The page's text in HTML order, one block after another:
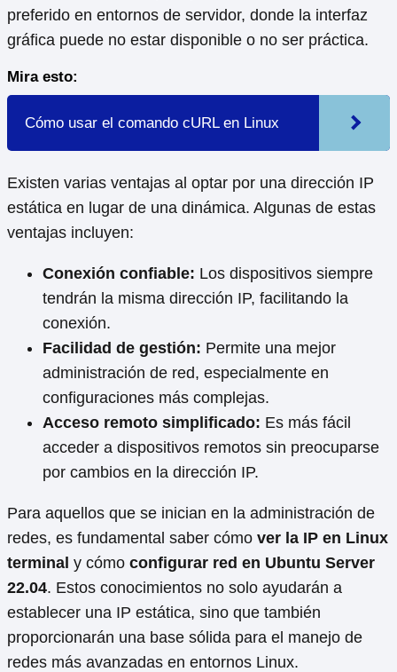
preferido en entornos de servidor, donde la interfaz
gráfica puede no estar disponible o no ser práctica.
Mira esto:
Cómo usar el comando cURL en Linux
Existen varias ventajas al optar por una dirección IP
estática en lugar de una dinámica. Algunas de estas
ventajas incluyen:
Conexión confiable: Los dispositivos siempre
tendrán la misma dirección IP, facilitando la
conexión.
Facilidad de gestión: Permite una mejor
administración de red, especialmente en
configuraciones más complejas.
Acceso remoto simplificado: Es más fácil
acceder a dispositivos remotos sin preocuparse
por cambios en la dirección IP.
Para aquellos que se inician en la administración de
redes, es fundamental saber cómo ver la IP en Linux
terminal y cómo configurar red en Ubuntu Server
22.04. Estos conocimientos no solo ayudarán a
establecer una IP estática, sino que también
proporcionarán una base sólida para el manejo de
redes más avanzadas en entornos Linux.